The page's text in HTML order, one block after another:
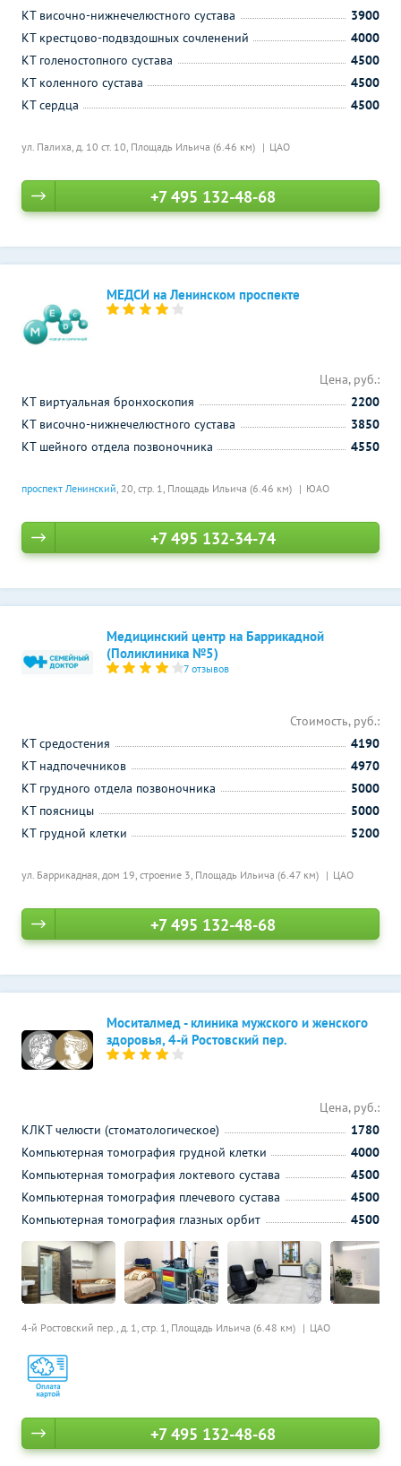
ул. Палиха, д. 10 ст. 10, Площадь Ильича (6.46 км) ЦАО
КТ височно-нижнечелюстного сустава
3900
КТ крестцово-подвздошных сочленений
4000
КТ голеностопного сустава
4500
КТ коленного сустава
4500
КТ сердца
4500
+7 495 132-48-68
МЕДСИ на Ленинском проспекте
проспект Ленинский, 20, стр. 1, Площадь Ильича (6.46 км) ЮАО
Цена, руб.:
КТ виртуальная бронхоскопия
2200
КТ височно-нижнечелюстного сустава
3850
КТ шейного отдела позвоночника
4550
+7 495 132-34-74
Медицинский центр на Баррикадной
(Поликлиника №5)
7 отзывов
ул. Баррикадная, дом 19, строение 3, Площадь Ильича (6.47 км) ЦАО
Стоимость, руб.:
КТ средостения
4190
КТ надпочечников
4970
КТ грудного отдела позвоночника
5000
КТ поясницы
5000
КТ грудной клетки
5200
+7 495 132-48-68
Моситалмед - клиника мужского и женского
здоровья, 4-й Ростовский пер.
4-й Ростовский пер., д. 1, стр. 1, Площадь Ильича (6.48 км) ЦАО
Цена, руб.:
КЛКТ челюсти (стоматологическое)
1780
Компьютерная томография грудной клетки
4000
Компьютерная томография локтевого сустава
4500
Компьютерная томография плечевого сустава
4500
Компьютерная томография глазных орбит
4500
+7 495 132-48-68